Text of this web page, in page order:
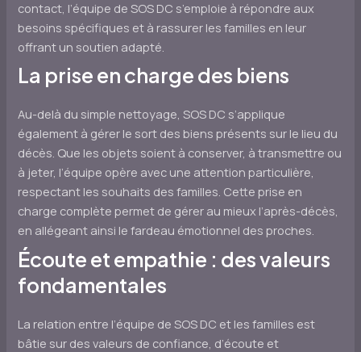
contact, l’équipe de SOS DC s’emploie à répondre aux
besoins spécifiques et à rassurer les familles en leur
offrant un soutien adapté.
La prise en charge des biens
Au-delà du simple nettoyage, SOS DC s’applique
également à gérer le sort des biens présents sur le lieu du
décès. Que les objets soient à conserver, à transmettre ou
à jeter, l’équipe opère avec une attention particulière,
respectant les souhaits des familles. Cette prise en
charge complète permet de gérer au mieux l’après-décès,
en allégeant ainsi le fardeau émotionnel des proches.
Écoute et empathie : des valeurs
fondamentales
La relation entre l’équipe de SOS DC et les familles est
bâtie sur des valeurs de confiance, d’écoute et